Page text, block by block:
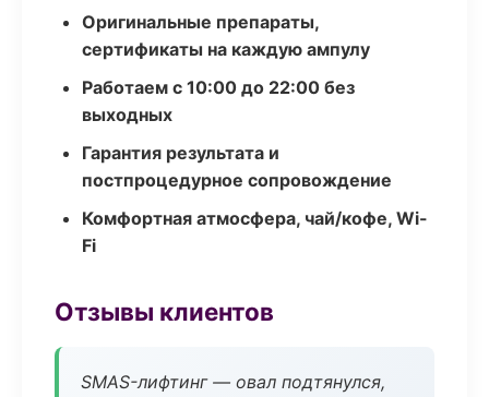
Оригинальные препараты,
сертификаты на каждую ампулу
Работаем с 10:00 до 22:00 без
выходных
Гарантия результата и
постпроцедурное сопровождение
Комфортная атмосфера, чай/кофе, Wi-
Fi
Отзывы клиентов
SMAS-лифтинг — овал подтянулся,